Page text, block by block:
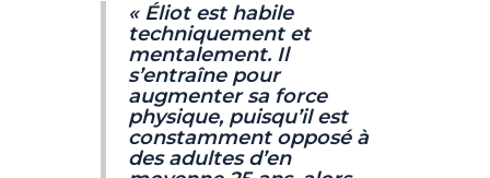
« Éliot est habile
techniquement et
mentalement. Il
s’entraîne pour
augmenter sa force
physique, puisqu’il est
constamment opposé à
des adultes d’en